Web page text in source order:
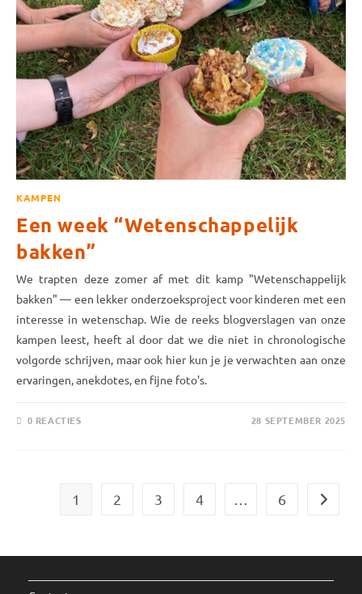
KAMPEN
Een week “Wetenschappelijk
bakken”
We trapten deze zomer af met dit kamp "Wetenschappelijk
bakken" — een lekker onderzoeksproject voor kinderen met een
interesse in wetenschap. Wie de reeks blogverslagen van onze
kampen leest, heeft al door dat we die niet in chronologische
volgorde schrijven, maar ook hier kun je je verwachten aan onze
ervaringen, anekdotes, en fijne foto's.
0 REACTIES 28 SEPTEMBER 2025
1 2 3 4 6 Naar